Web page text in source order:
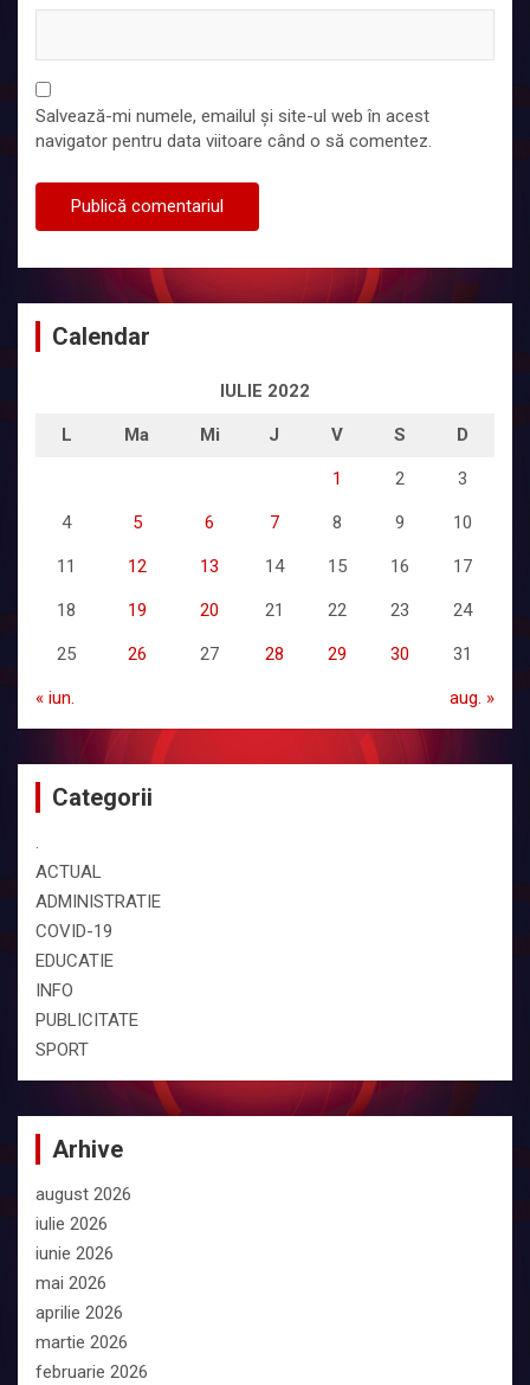
Salvează-mi numele, emailul și site-ul web în acest
navigator pentru data viitoare când o să comentez.
Calendar
IULIE 2022
L Ma Mi J V S D
1 2 3
4 5 6 7 8 9 10
11 12 13 14 15 16 17
18 19 20 21 22 23 24
25 26 27 28 29 30 31
« iun. aug. »
Categorii
.
ACTUAL
ADMINISTRATIE
COVID-19
EDUCATIE
INFO
PUBLICITATE
SPORT
Arhive
august 2026
iulie 2026
iunie 2026
mai 2026
aprilie 2026
martie 2026
februarie 2026